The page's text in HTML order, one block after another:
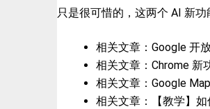
只是很可惜的，这两个 AI 新
相关文章：Google 开
相关文章：Chrome 新
相关文章：Google
相关文章：【教学】如